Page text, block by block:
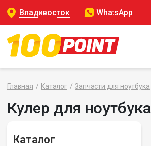
Владивосток WhatsApp
Главная Каталог Запчасти для ноутбука
Кулер для ноутбука
Каталог